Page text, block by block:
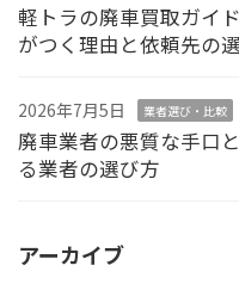
軽トラの廃車買取ガイ
がつく理由と依頼先の
2026年7月5日 業者選び・比較
廃車業者の悪質な手口
る業者の選び方
アーカイブ